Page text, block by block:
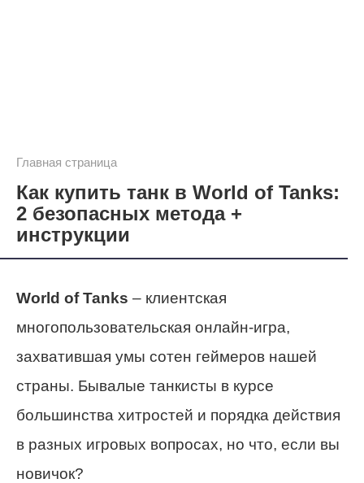
Главная страница
Как купить танк в World of Tanks:
2 безопасных метода +
инструкции
World of Tanks – клиентская
многопользовательская онлайн-игра,
захватившая умы сотен геймеров нашей
страны. Бывалые танкисты в курсе
большинства хитростей и порядка действия
в разных игровых вопросах, но что, если вы
новичок?